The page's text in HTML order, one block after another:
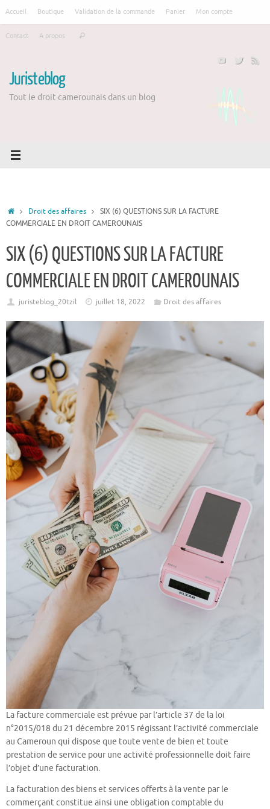
contenu
Accueil Boutique Validation de la commande Panier Mon compte
Contact A propos Rechercher
Juristeblog
Tout le droit camerounais dans un blog
AccueilDroit des affaires
SIX (6) QUESTIONS SUR LA FACTURE
COMMERCIALE EN DROIT CAMEROUNAIS
SIX (6) QUESTIONS SUR LA FACTURE
COMMERCIALE EN DROIT CAMEROUNAIS
juristeblog_20tzil juillet 18, 2022 Droit des affaires
La facture commerciale est prévue par l’article 37 de la loi
n°2015/018 du 21 décembre 2015 régissant l’activité commerciale
au Cameroun qui dispose que toute vente de bien et toute
prestation de service pour une activité professionnelle doit faire
l’objet d’une facturation.
La facturation des biens et services offerts à la vente par le
commerçant constitue ainsi une obligation comptable du